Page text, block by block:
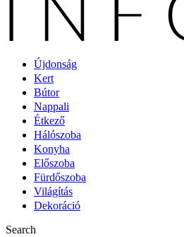
Újdonság
Kert
Bútor
Nappali
Étkező
Hálószoba
Konyha
Előszoba
Fürdőszoba
Világítás
Dekoráció
Search